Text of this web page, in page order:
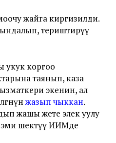
жайга киргизилди.
териштирүү
укук коргоо
таянып, каза
экенин, ал
жазып чыккан.
жашы жете элек уулу
эми шектүү ИИМде